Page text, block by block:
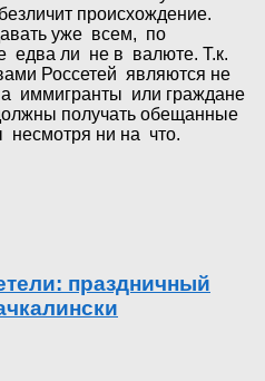
происхождение.
уже всем, по
едва ли не в валюте. Т.к.
Россетей являются не
иммигранты или граждане
получать обещанные
несмотря ни на что.
праздничный